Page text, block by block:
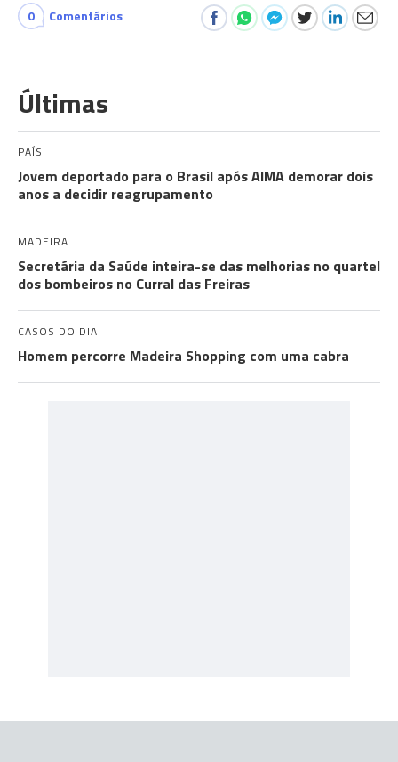
0 Comentários
Últimas
PAÍS
Jovem deportado para o Brasil após AIMA demorar dois
anos a decidir reagrupamento
MADEIRA
Secretária da Saúde inteira-se das melhorias no quartel
dos bombeiros no Curral das Freiras
CASOS DO DIA
Homem percorre Madeira Shopping com uma cabra